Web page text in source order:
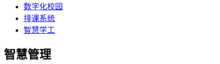
数字化校园
排课系统
智慧学工
智慧管理